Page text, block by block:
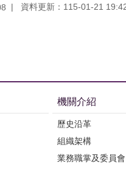
資料更新：115-01-21
機關介紹
歷史沿革
組織架構
業務職掌及委員會